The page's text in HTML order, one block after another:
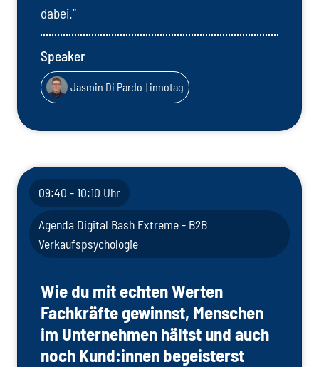
dabei.“
Speaker
Jasmin Di Pardo | innotag
09:40 - 10:10 Uhr
Agenda Digital Bash Extreme - B2B
Verkaufspsychologie
Wie du mit echten Werten
Fachkräfte gewinnst, Menschen
im Unternehmen hältst und auch
noch Kund:innen begeisterst